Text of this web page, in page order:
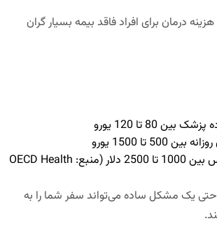
درمان برای افراد فاقد بیمه بسیار گران
پزشک بین 80 تا 120 یورو
بین 500 تا 1500 یورو
بین 1000 تا 2500 دلار
(منبع: OECD Health
حتی یک مشکل ساده می‌تواند سفر شما را به